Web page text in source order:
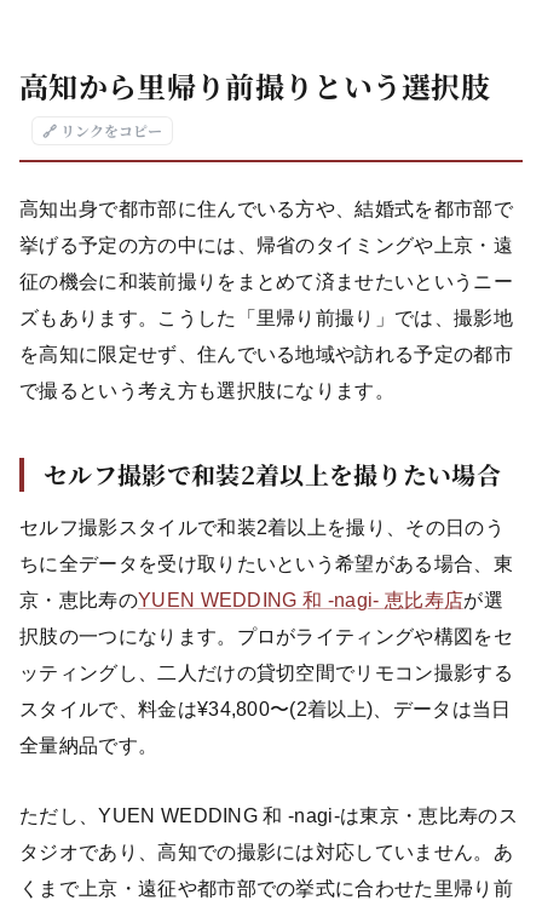
高知から里帰り前撮りという選択肢
🔗 リンクをコピー
高知出身で都市部に住んでいる方や、結婚式を都市部で
挙げる予定の方の中には、帰省のタイミングや上京・遠
征の機会に和装前撮りをまとめて済ませたいというニー
ズもあります。こうした「里帰り前撮り」では、撮影地
を高知に限定せず、住んでいる地域や訪れる予定の都市
で撮るという考え方も選択肢になります。
セルフ撮影で和装2着以上を撮りたい場合
セルフ撮影スタイルで和装2着以上を撮り、その日のう
ちに全データを受け取りたいという希望がある場合、東
京・恵比寿のYUEN WEDDING 和 -nagi- 恵比寿店が選
択肢の一つになります。プロがライティングや構図をセ
ッティングし、二人だけの貸切空間でリモコン撮影する
スタイルで、料金は¥34,800〜(2着以上)、データは当日
全量納品です。
ただし、YUEN WEDDING 和 -nagi-は東京・恵比寿のス
タジオであり、高知での撮影には対応していません。あ
くまで上京・遠征や都市部での挙式に合わせた里帰り前